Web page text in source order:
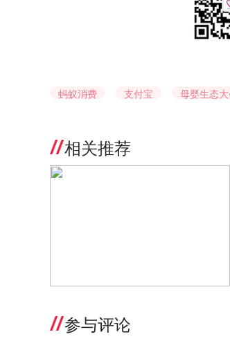
蚂蚁消费 支付宝 母婴生态
相关推荐
场高密度干货 助力母婴商家新增长
参与评论